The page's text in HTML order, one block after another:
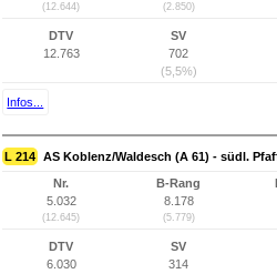
(12.644) (2.850)
DTV
12.763
SV
702
(5,5%)
Infos...
L 214 AS Koblenz/Waldesch (A 61) - südl.
Nr.
5.032
(12.645)
B-Rang
8.178
(5.779)
DTV
6.030
SV
314